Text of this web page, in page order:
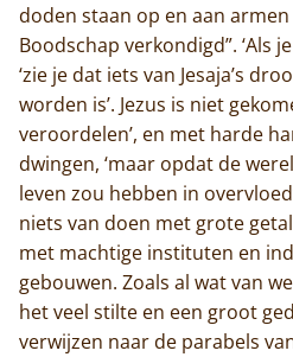
doden staan op en aan
Boodschap verkondigd”. ‘Als
‘zie je dat iets van Jesaja’s
worden is’. Jezus is niet
veroordelen’, en met harde
dwingen, ‘maar opdat de
leven zou hebben in
niets van doen met grote
met machtige instituten en
gebouwen. Zoals al wat van
het veel stilte en een groot
verwijzen naar de parabels